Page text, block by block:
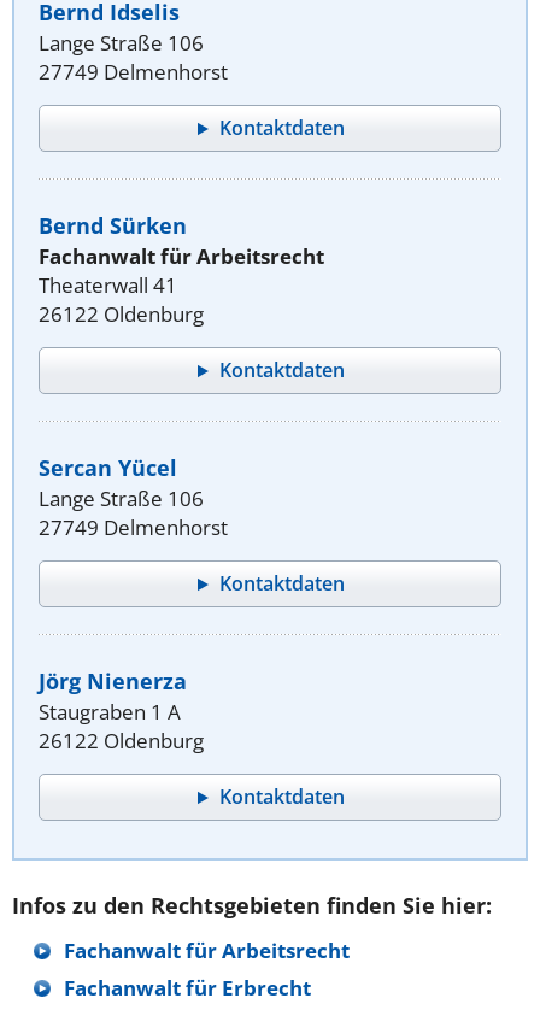
Bernd Idselis
Lange Straße 106
27749 Delmenhorst
Kontaktdaten
Bernd Sürken
Fachanwalt für Arbeitsrecht
Theaterwall 41
26122 Oldenburg
Kontaktdaten
Sercan Yücel
Lange Straße 106
27749 Delmenhorst
Kontaktdaten
Jörg Nienerza
Staugraben 1 A
26122 Oldenburg
Kontaktdaten
Infos zu den Rechtsgebieten finden Sie hier:
Fachanwalt für Arbeitsrecht
Fachanwalt für Erbrecht